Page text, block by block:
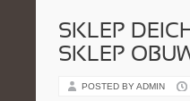
SKLEP
SKLEP
POSTED BY ADMIN